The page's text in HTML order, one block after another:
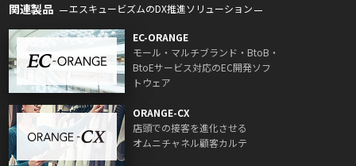
関連製品 エスキュービズムのDX推進ソリューション
EC-ORANGE
モール・マルチブランド・BtoB・
BtoEサービス対応のEC開発ソフ
トウェア
ORANGE-CX
店頭での接客を進化させる
オムニチャネル顧客カルテ